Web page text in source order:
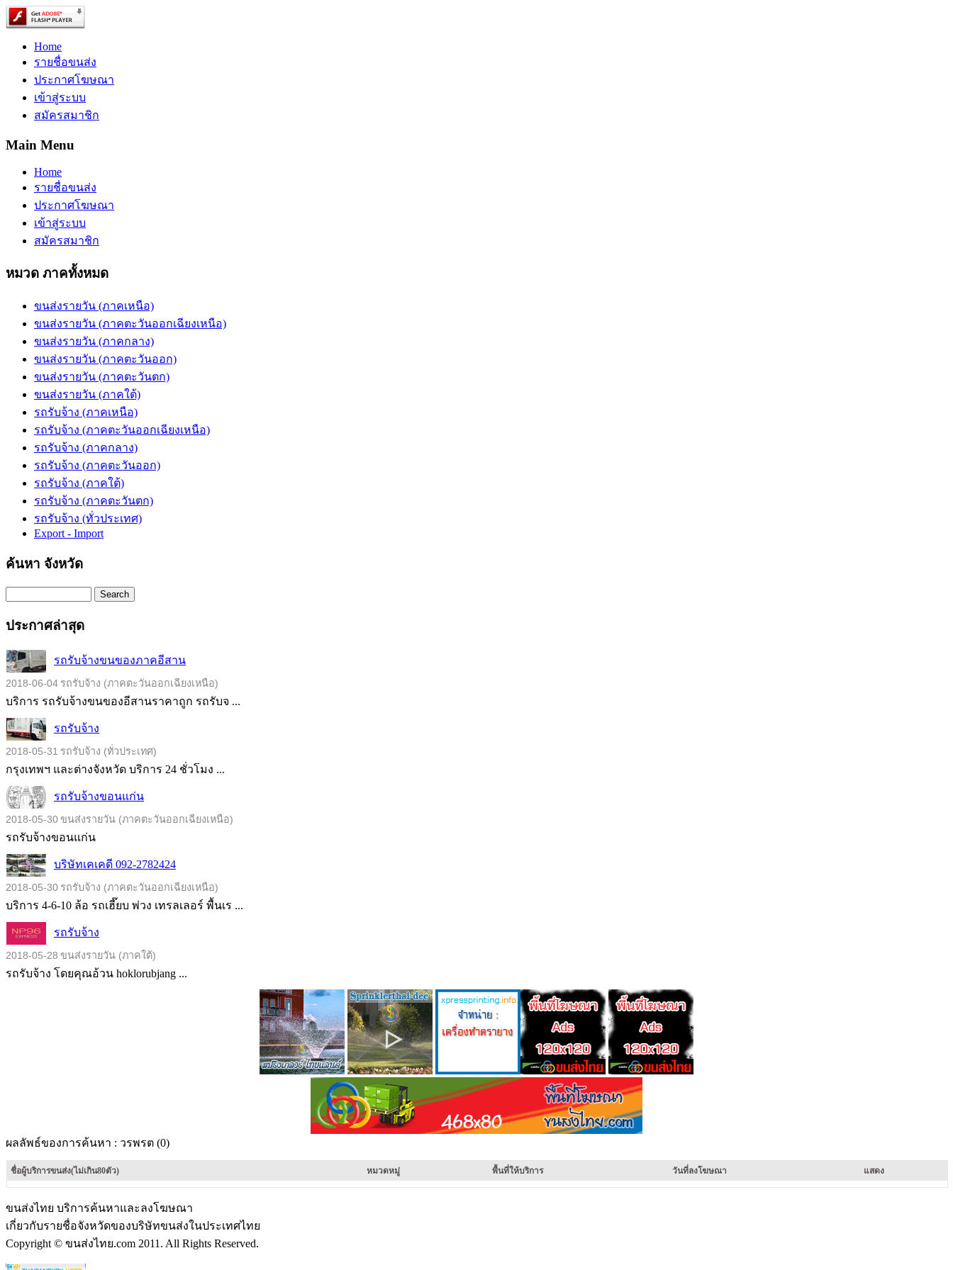
Home
รายชื่อขนส่ง
ประกาศโฆษณา
เข้าสู่ระบบ
สมัครสมาชิก
Main Menu
Home
รายชื่อขนส่ง
ประกาศโฆษณา
เข้าสู่ระบบ
สมัครสมาชิก
หมวด ภาคทั้งหมด
ขนส่งรายวัน (ภาคเหนือ)
ขนส่งรายวัน (ภาคตะวันออกเฉียงเหนือ)
ขนส่งรายวัน (ภาคกลาง)
ขนส่งรายวัน (ภาคตะวันออก)
ขนส่งรายวัน (ภาคตะวันตก)
ขนส่งรายวัน (ภาคใต้)
รถรับจ้าง (ภาคเหนือ)
รถรับจ้าง (ภาคตะวันออกเฉียงเหนือ)
รถรับจ้าง (ภาคกลาง)
รถรับจ้าง (ภาคตะวันออก)
รถรับจ้าง (ภาคใต้)
รถรับจ้าง (ภาคตะวันตก)
รถรับจ้าง (ทั่วประเทศ)
Export - Import
ค้นหา จังหวัด
Search
ประกาศล่าสุด
รถรับจ้างขนของภาคอีสาน
2018-06-04 รถรับจ้าง (ภาคตะวันออกเฉียงเหนือ)
บริการ รถรับจ้างขนของอีสานราคาถูก รถรับจ ...
รถรับจ้าง
2018-05-31 รถรับจ้าง (ทั่วประเทศ)
กรุงเทพฯ และต่างจังหวัด บริการ 24 ชั่วโมง ...
รถรับจ้างขอนแก่น
2018-05-30ขนส่งรายวัน (ภาคตะวันออกเฉียงเหนือ)
รถรับจ้างขอนแก่น
บริษัทเคเคดี 092-2782424
2018-05-30 รถรับจ้าง (ภาคตะวันออกเฉียงเหนือ)
บริการ 4-6-10 ล้อ รถเฮี๊ยบ พ่วง เทรลเลอร์ พื้นเร ...
รถรับจ้าง
2018-05-28 ขนส่งรายวัน (ภาคใต้)
รถรับจ้าง โดยคุณอ้วน hoklorubjang ...
ผลลัพธ์ของการค้นหา : วรพรต (0)
ชื่อผู้บริการขนส่ง(ไม่เกิน80ตัว) หมวดหมู่ พื้นที่ให้บริการ วันที่ลงโฆษณา แสดง
ขนส่งไทย บริการค้นหาและลงโฆษณา
เกี่ยวกับรายชื่อจังหวัดของบริษัทขนส่งในประเทศไทย
Copyright © ขนส่งไทย.com 2011. All Rights Reserved.